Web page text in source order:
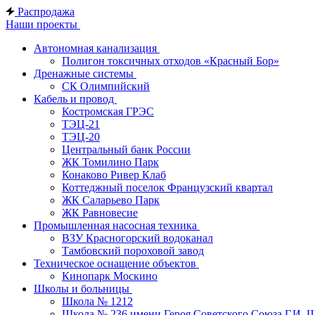
Распродажа
Наши проекты
Автономная канализация
Полигон токсичных отходов «Красный Бор»
Дренажные системы
СК Олимпийский
Кабель и провод
Костромская ГРЭС
ТЭЦ-21
ТЭЦ-20
Центральный банк России
ЖК Томилино Парк
Конаково Ривер Клаб
Коттеджный поселок Французский квартал
ЖК Саларьево Парк
ЖК Равновесие
Промышленная насосная техника
ВЗУ Красногорский водоканал
Тамбовский пороховой завод
Техническое оснащение объектов
Кинопарк Москино
Школы и больницы
Школа № 1212